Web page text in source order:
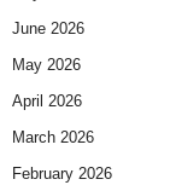
June 2026
May 2026
April 2026
March 2026
February 2026